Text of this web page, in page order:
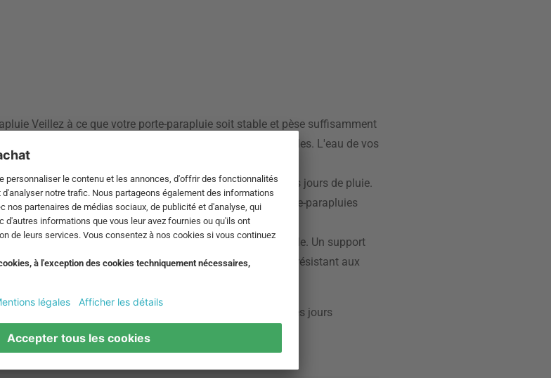
Veillez à ce que votre porte-parapluie soit stable et pèse suffisamment
forme ouverte, il n'offre aucune surface d'attaque aux rafales. L'eau de vos
! Car les amis et la famille vous rendent visite même les jours de pluie.
c'est que votre porte-parapluie a échoué. Avec le porte-parapluies
accueillir jusqu'à six parapluies.
rouille. Veillez à ce que votre porte-parapluie soit inoxydable. Un support
Le porte-parapluie Aki deB-Lineest en polyéthylène résistant aux
un signe.
design Faites-vous livrer votre favori à domicile en quelques jours